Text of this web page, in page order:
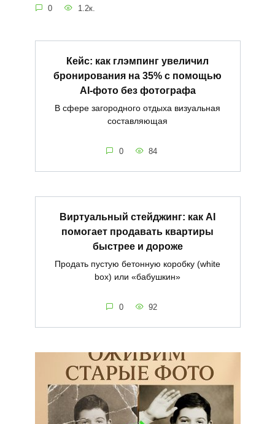
0 1.2к.
Кейс: как глэмпинг увеличил
бронирования на 35% с помощью
AI-фото без фотографа
В сфере загородного отдыха визуальная
составляющая
0 84
Виртуальный стейджинг: как AI
помогает продавать квартиры
быстрее и дороже
Продать пустую бетонную коробку (white
box) или «бабушкин»
0 92